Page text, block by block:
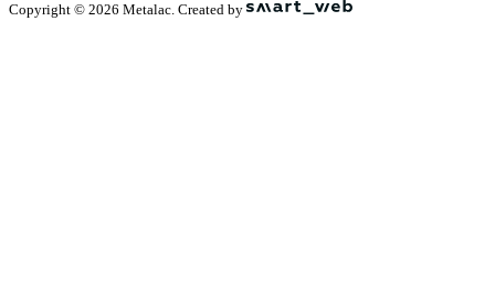
Copyright © 2026 Metalac. Created by